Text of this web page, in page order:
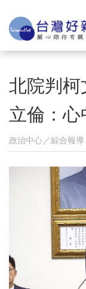
北院判
立倫：心
政治中心／綜合報導